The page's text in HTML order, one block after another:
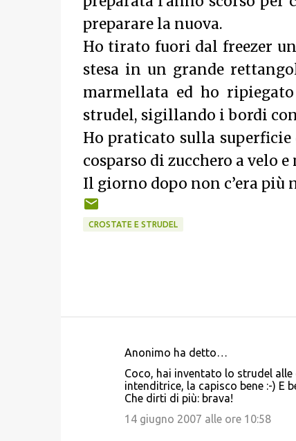
preparare la nuova.
Ho tirato fuori dal freezer
stesa in un grande
marmellata ed ho
strudel, sigillando i bordi
Ho praticato sulla
cosparso di zucchero a velo
Il giorno dopo non c’era più
CROSTATE E STRUDEL
Anonimo ha detto…
Coco, hai inventato lo strudel alle
intenditrice, la capisco bene :-) E
Che dirti di più: brava!
14 giugno 2007 alle ore 10:58